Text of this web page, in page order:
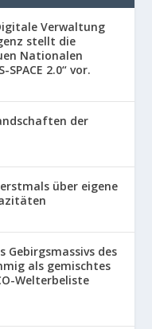
Verwaltung
stellt die
Nationalen
2.0“ vor.
der
über eigene
Gebirgsmassivs des
als gemischtes
Welterbeliste